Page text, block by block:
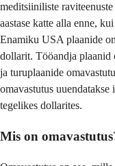
meditsiiniliste
aastase katte alla enne,
Enamiku USA plaanide
dollarit. Tööandja plaanid
ja turuplaanide
omavastutus uuendatakse
tegelikes dollarites.
Mis on